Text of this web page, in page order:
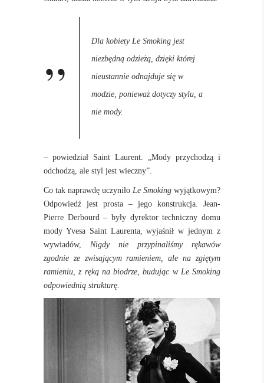
Dla kobiety Le Smoking jest
niezbędną odzieżą, dzięki której
nieustannie odnajduje się w
modzie, ponieważ dotyczy stylu, a
nie mody.
– powiedział Saint Laurent. „Mody przychodzą i
odchodzą, ale styl jest wieczny”.
Co tak naprawdę uczyniło Le Smoking wyjątkowym?
Odpowiedź jest prosta – jego konstrukcja. Jean-
Pierre Derbourd – były dyrektor techniczny domu
mody Yvesa Saint Laurenta, wyjaśnił w jednym z
wywiadów, Nigdy nie przypinaliśmy rękawów
zgodnie ze zwisającym ramieniem, ale na zgiętym
ramieniu, z ręką na biodrze, budując w Le Smoking
odpowiednią strukturę.